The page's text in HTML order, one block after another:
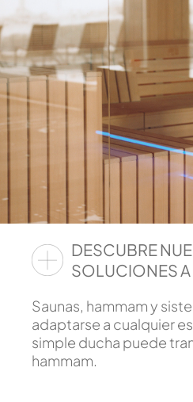
DESCUBRE
SOLUCIONES
Saunas, hammam y
adaptarse a cualquier
simple ducha puede
hammam.